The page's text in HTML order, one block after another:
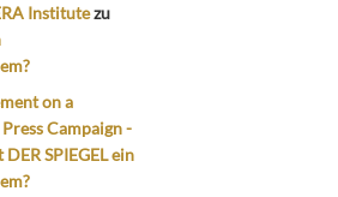
Institutezu
on a
Campaign -
DER SPIEGEL ein